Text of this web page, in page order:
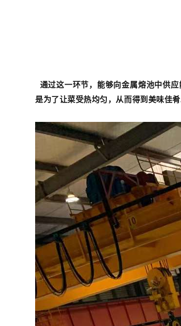
通过这一环节，能够向金属熔池中供
是为了让菜受热均匀，从而得到美味佳